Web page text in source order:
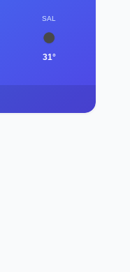
SAL
31°